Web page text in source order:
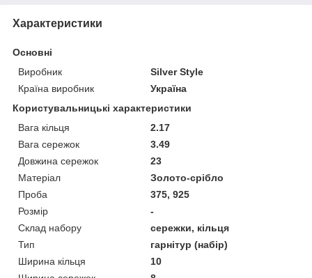
Характеристики
Основні
Виробник
Silver Style
Країна виробник
Україна
Користувальницькі характеристики
Вага кільця
2.17
Вага сережок
3.49
Довжина сережок
23
Матеріал
Золото-срібло
Проба
375, 925
Розмір
-
Склад набору
сережки, кільця
Тип
гарнітур (набір)
Ширина кільця
10